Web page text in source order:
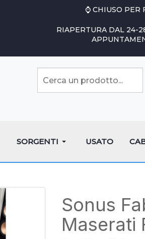
⌚ CHIUSO PER
RIAPERTURA DAL 24-
SORGENTI USATO
Sonus
Maserati